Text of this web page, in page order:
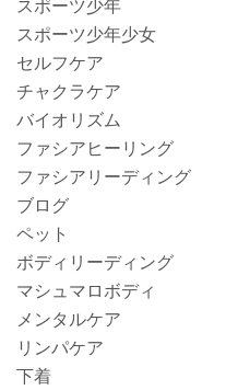
スポーツ少年
スポーツ少年少女
セルフケア
チャクラケア
バイオリズム
ファシアヒーリング
ファシアリーディング
ブログ
ペット
ボディリーディング
マシュマロボディ
メンタルケア
リンパケア
下着